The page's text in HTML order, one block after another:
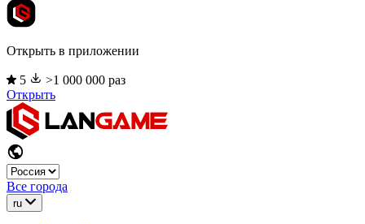
Открыть в приложении
5
>1 000 000 раз
Открыть
Все города
ru